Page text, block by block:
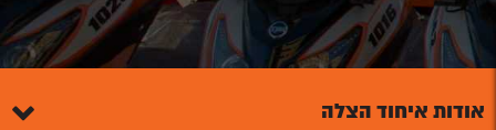
אודות איחוד הצלה